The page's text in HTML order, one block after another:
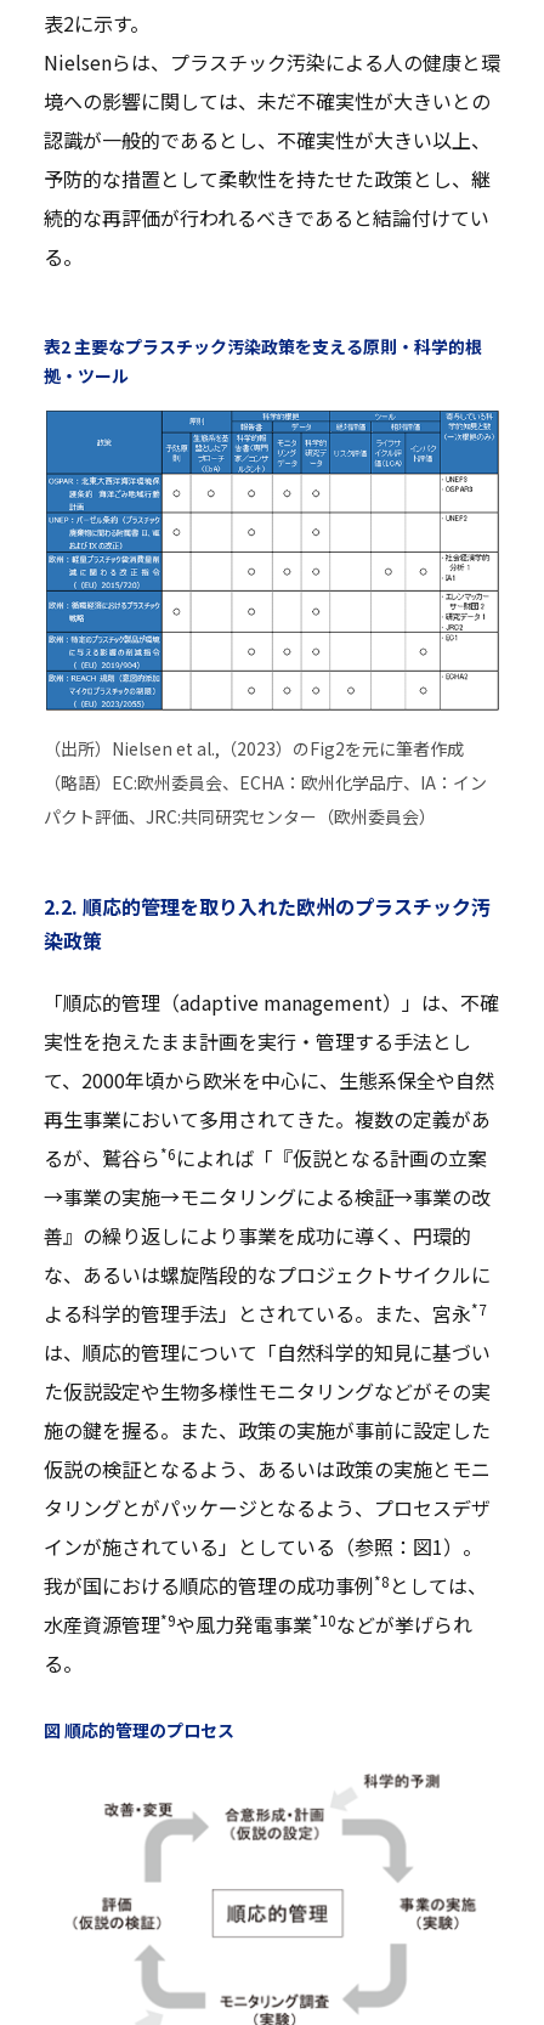
表2に示す。
Nielsenらは、プラスチック汚染による人の健康と環
境への影響に関しては、未だ不確実性が大きいとの
認識が一般的であるとし、不確実性が大きい以上、
予防的な措置として柔軟性を持たせた政策とし、継
続的な再評価が行われるべきであると結論付けてい
る。
表2 主要なプラスチック汚染政策を支える原則・科学的根
拠・ツール
（出所）Nielsen et al.,（2023）のFig2を元に筆者作成
（略語）EC:欧州委員会、ECHA：欧州化学品庁、IA：イン
パクト評価、JRC:共同研究センター（欧州委員会）
2.2. 順応的管理を取り入れた欧州のプラスチック汚
染政策
「順応的管理（adaptive management）」は、不確
実性を抱えたまま計画を実行・管理する手法とし
て、2000年頃から欧米を中心に、生態系保全や自然
再生事業において多用されてきた。複数の定義があ
るが、鷲谷ら*6によれば「『仮説となる計画の立案
→事業の実施→モニタリングによる検証→事業の改
善』の繰り返しにより事業を成功に導く、円環的
な、あるいは螺旋階段的なプロジェクトサイクルに
よる科学的管理手法」とされている。また、宮永*7
は、順応的管理について「自然科学的知見に基づい
た仮説設定や生物多様性モニタリングなどがその実
施の鍵を握る。また、政策の実施が事前に設定した
仮説の検証となるよう、あるいは政策の実施とモニ
タリングとがパッケージとなるよう、プロセスデザ
インが施されている」としている（参照：図1）。
我が国における順応的管理の成功事例*8 としては、
水産資源管理*9や風力発電事業*10などが挙げられ
る。
図 順応的管理のプロセス